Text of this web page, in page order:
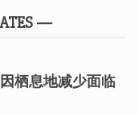
—
因栖息地减少面临